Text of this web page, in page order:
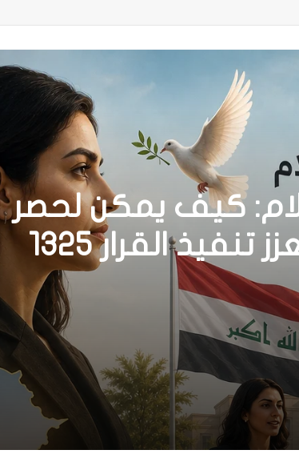
كيف يمكن لحصر
السلاح بيد الدولة أن يعزز تنفيذ القرار 1325